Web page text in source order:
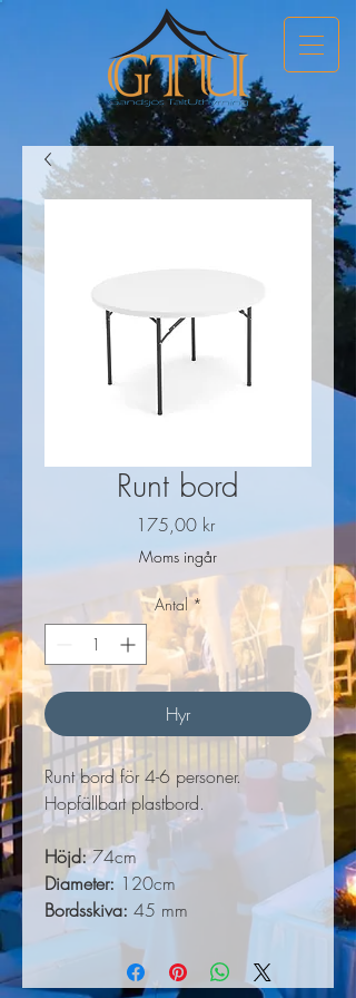
Runt bord
175,00 krPris
Moms ingår
Antal *
Hyr
Runt bord för 4-6 personer.
Hopfällbart plastbord.
Höjd:74cm
Diameter: 120cm
Bordsskiva: 45 mm